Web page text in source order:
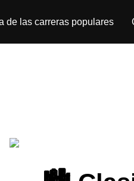
de las carreras populares